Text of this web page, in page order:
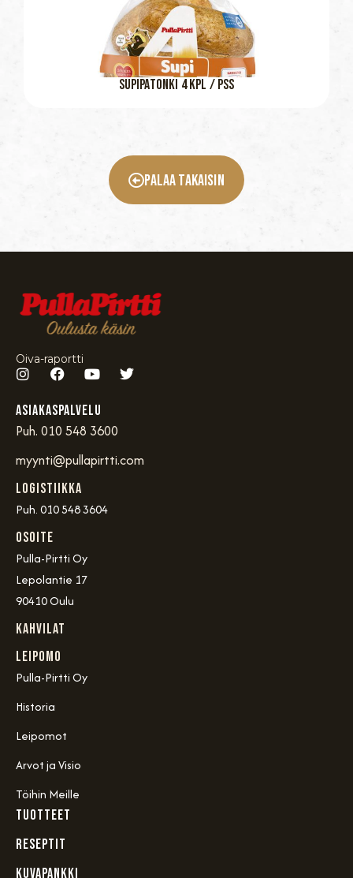
SUPIPATONKI 4 KPL / PSS
Palaa Takaisin
Oiva-raportti
Asiakaspalvelu
Puh. 010 548 3600
myynti@pullapirtti.com
Logistiikka
Puh. 010 548 3604
OSOITE
Pulla-Pirtti Oy
Lepolantie 17
90410 Oulu
Kahvilat
Leipomo
Pulla-Pirtti Oy
Historia
Leipomot
Arvot ja Visio
Töihin Meille
TUOTTEET
RESEPTIT
KUVAPANKKI